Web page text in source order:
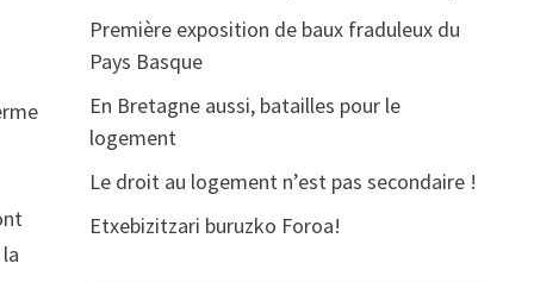
Première exposition de baux fraduleux du
Pays Basque
En Bretagne aussi, batailles pour le
logement
Le droit au logement n’est pas secondaire !
Etxebizitzari buruzko Foroa!